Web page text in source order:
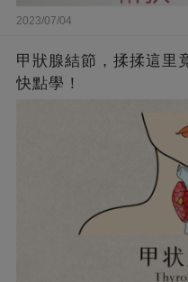
2023/07/04
甲狀腺結節，揉揉這里
快點學！